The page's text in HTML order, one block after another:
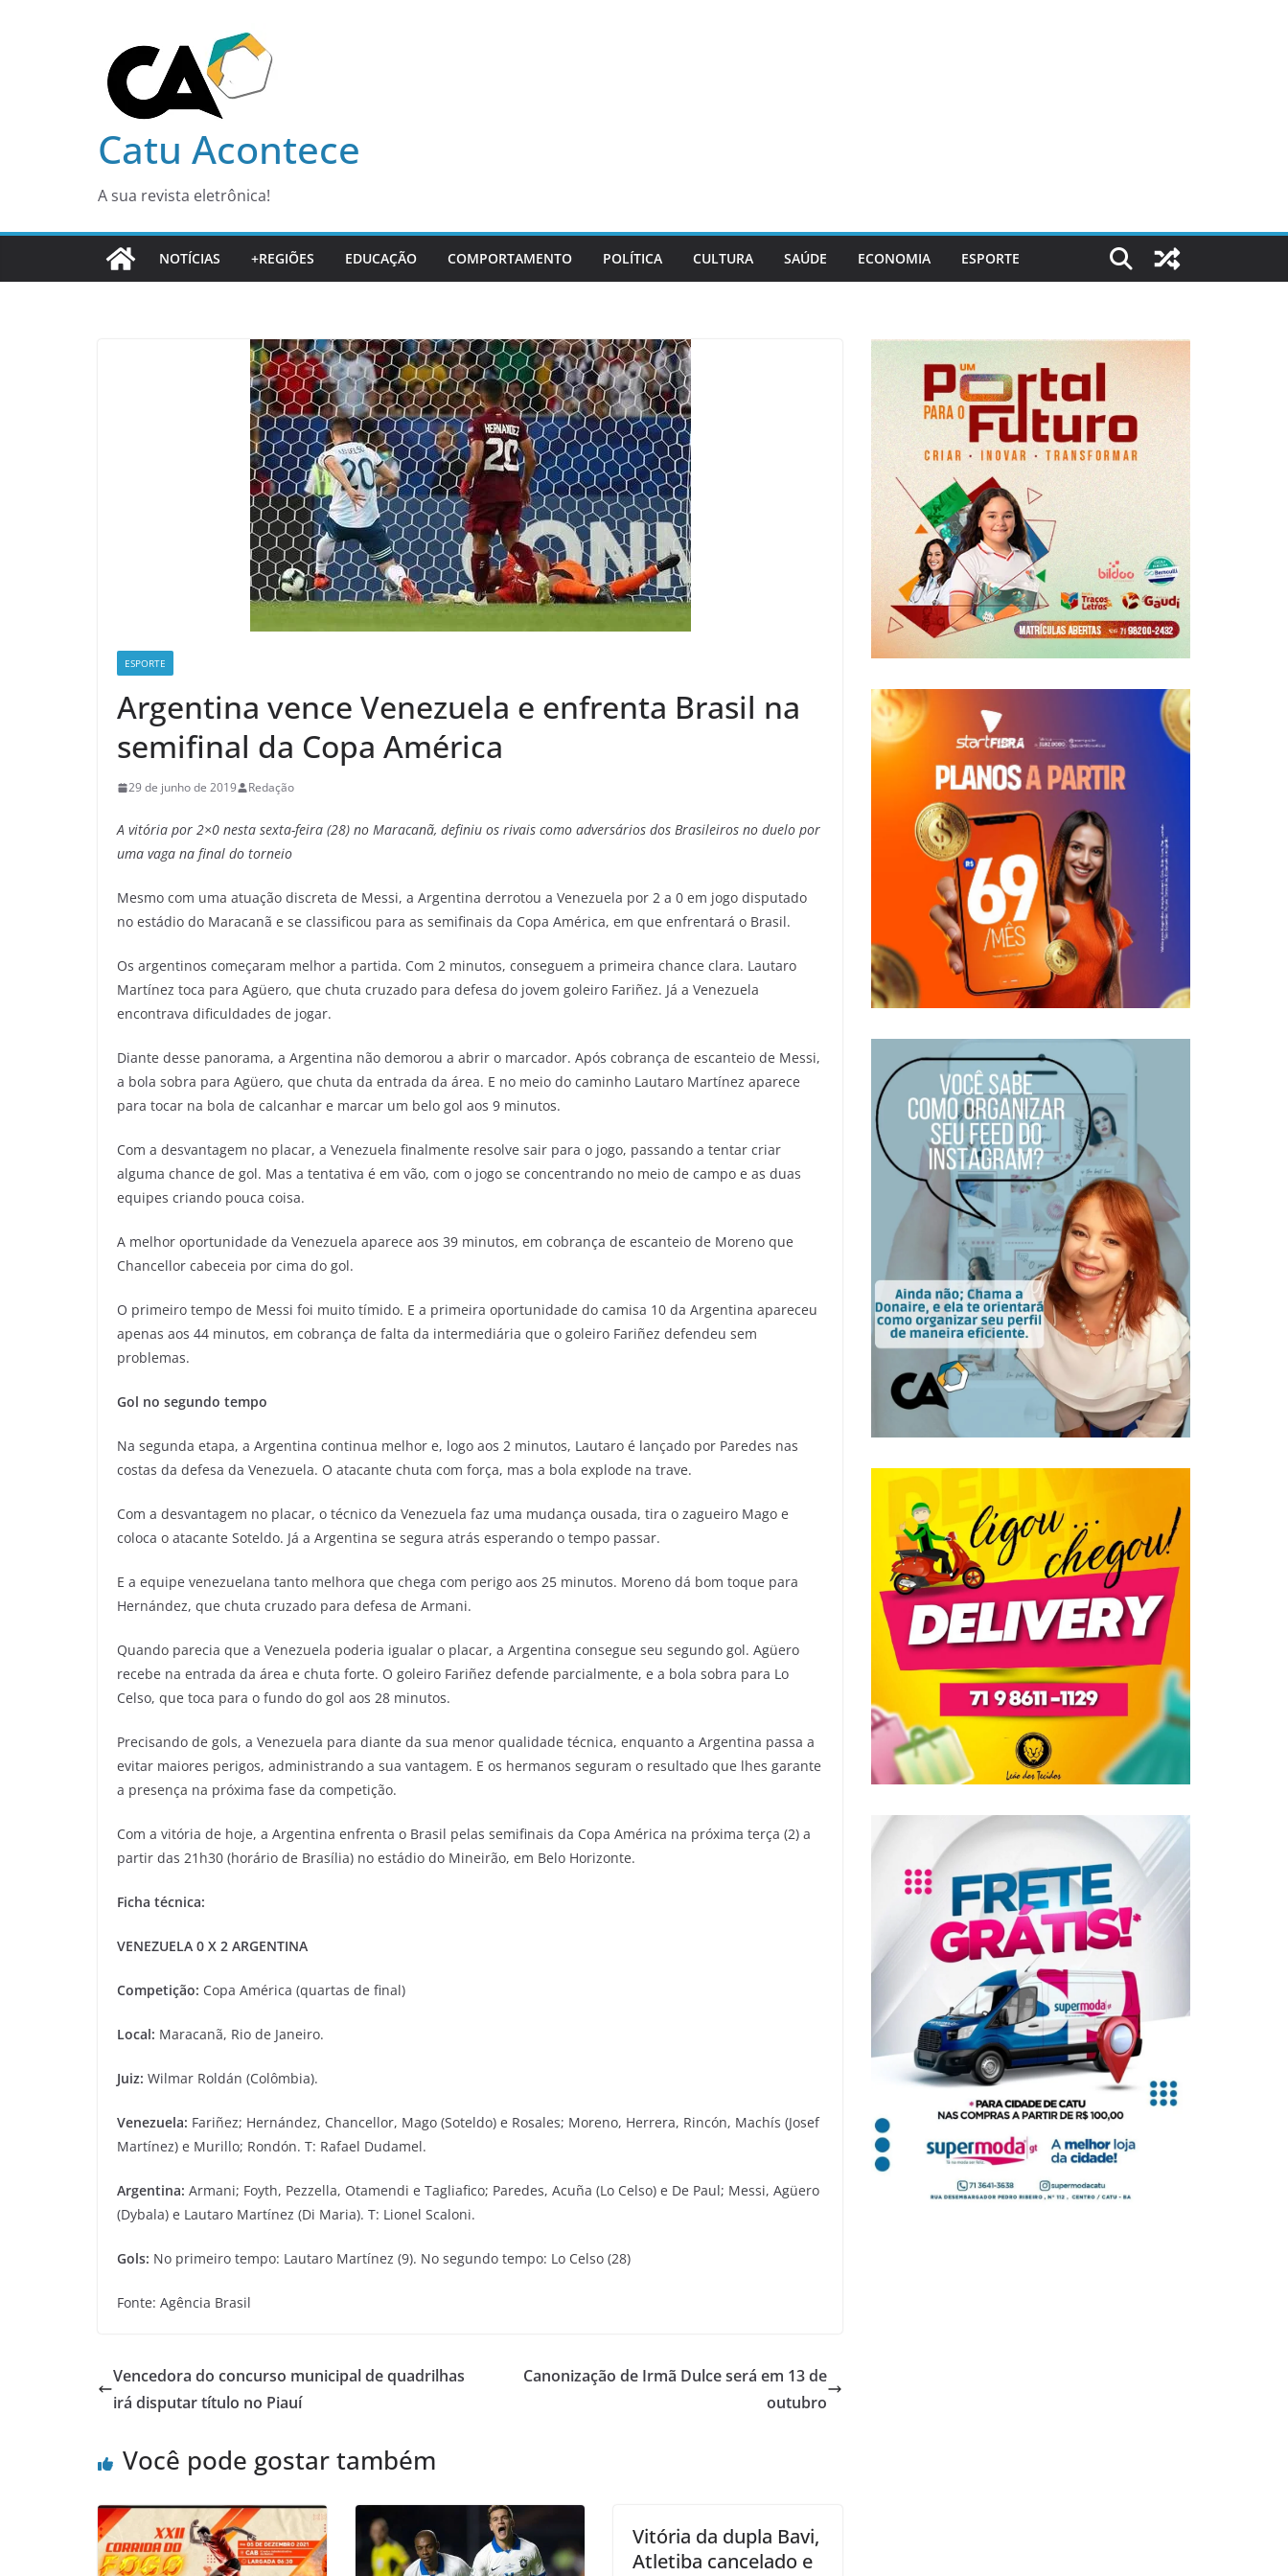
Catu Acontece
A sua revista eletrônica!
NOTÍCIAS +REGIÕES EDUCAÇÃO COMPORTAMENTO POLÍTICA CULTURA SAÚDE ECONOMIA ESPORTE
ESPORTE
Argentina vence Venezuela e enfrenta Brasil na
semifinal da Copa América
29 de junho de 2019 Redação
A vitória por 2×0 nesta sexta-feira (28) no Maracanã, definiu os rivais como adversários dos Brasileiros no duelo por
uma vaga na final do torneio
Mesmo com uma atuação discreta de Messi, a Argentina derrotou a Venezuela por 2 a 0 em jogo disputado
no estádio do Maracanã e se classificou para as semifinais da Copa América, em que enfrentará o Brasil.
Os argentinos começaram melhor a partida. Com 2 minutos, conseguem a primeira chance clara. Lautaro
Martínez toca para Agüero, que chuta cruzado para defesa do jovem goleiro Fariñez. Já a Venezuela
encontrava dificuldades de jogar.
Diante desse panorama, a Argentina não demorou a abrir o marcador. Após cobrança de escanteio de Messi,
a bola sobra para Agüero, que chuta da entrada da área. E no meio do caminho Lautaro Martínez aparece
para tocar na bola de calcanhar e marcar um belo gol aos 9 minutos.
Com a desvantagem no placar, a Venezuela finalmente resolve sair para o jogo, passando a tentar criar
alguma chance de gol. Mas a tentativa é em vão, com o jogo se concentrando no meio de campo e as duas
equipes criando pouca coisa.
A melhor oportunidade da Venezuela aparece aos 39 minutos, em cobrança de escanteio de Moreno que
Chancellor cabeceia por cima do gol.
O primeiro tempo de Messi foi muito tímido. E a primeira oportunidade do camisa 10 da Argentina apareceu
apenas aos 44 minutos, em cobrança de falta da intermediária que o goleiro Fariñez defendeu sem
problemas.
Gol no segundo tempo
Na segunda etapa, a Argentina continua melhor e, logo aos 2 minutos, Lautaro é lançado por Paredes nas
costas da defesa da Venezuela. O atacante chuta com força, mas a bola explode na trave.
Com a desvantagem no placar, o técnico da Venezuela faz uma mudança ousada, tira o zagueiro Mago e
coloca o atacante Soteldo. Já a Argentina se segura atrás esperando o tempo passar.
E a equipe venezuelana tanto melhora que chega com perigo aos 25 minutos. Moreno dá bom toque para
Hernández, que chuta cruzado para defesa de Armani.
Quando parecia que a Venezuela poderia igualar o placar, a Argentina consegue seu segundo gol. Agüero
recebe na entrada da área e chuta forte. O goleiro Fariñez defende parcialmente, e a bola sobra para Lo
Celso, que toca para o fundo do gol aos 28 minutos.
Precisando de gols, a Venezuela para diante da sua menor qualidade técnica, enquanto a Argentina passa a
evitar maiores perigos, administrando a sua vantagem. E os hermanos seguram o resultado que lhes garante
a presença na próxima fase da competição.
Com a vitória de hoje, a Argentina enfrenta o Brasil pelas semifinais da Copa América na próxima terça (2) a
partir das 21h30 (horário de Brasília) no estádio do Mineirão, em Belo Horizonte.
Ficha técnica:
VENEZUELA 0 X 2 ARGENTINA
Competição: Copa América (quartas de final)
Local: Maracanã, Rio de Janeiro.
Juiz: Wilmar Roldán (Colômbia).
Venezuela: Fariñez; Hernández, Chancellor, Mago (Soteldo) e Rosales; Moreno, Herrera, Rincón, Machís (Josef
Martínez) e Murillo; Rondón. T: Rafael Dudamel.
Argentina: Armani; Foyth, Pezzella, Otamendi e Tagliafico; Paredes, Acuña (Lo Celso) e De Paul; Messi, Agüero
(Dybala) e Lautaro Martínez (Di Maria). T: Lionel Scaloni.
Gols: No primeiro tempo: Lautaro Martínez (9). No segundo tempo: Lo Celso (28)
Fonte: Agência Brasil
Vencedora do concurso municipal de quadrilhas
irá disputar título no Piauí
Canonização de Irmã Dulce será em 13 de
outubro
Você pode gostar também
Vitória da dupla Bavi,
Atletiba cancelado e